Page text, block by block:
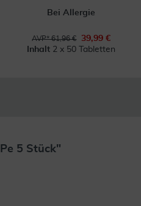
Bei Allergie
AVP* 61,96 €
39,99 €
Inhalt 2 x 50 Tabletten
5 Stück"Weiterlesen